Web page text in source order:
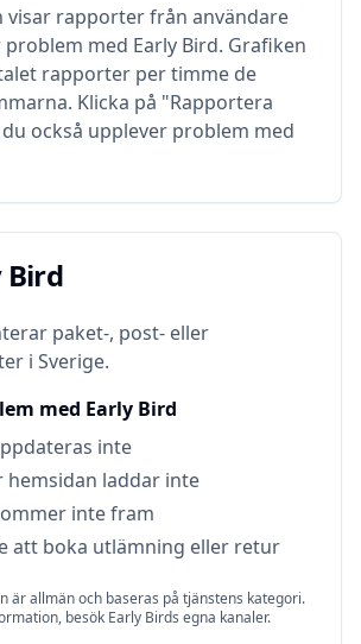
visar rapporter från användare
med Early Bird. Grafiken
rapporter per timme de
Klicka på "Rapportera
också upplever problem med
Bird
paket-, post- eller
i Sverige.
med Early Bird
inte
hemsidan laddar inte
inte fram
att boka utlämning eller retur
är allmän och baseras på tjänstens kategori.
besök Early Birds egna kanaler.